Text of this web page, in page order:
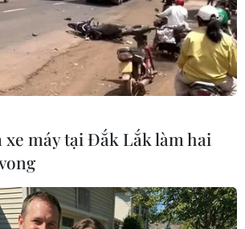
xe máy tại Đắk Lắk làm hai